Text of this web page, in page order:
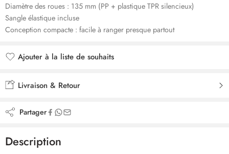
Diamètre des roues : 135 mm (PP + plastique TPR silencieux)
Sangle élastique incluse
Conception compacte : facile à ranger presque partout
Ajouter à la liste de souhaits
Livraison & Retour
Partager
Description